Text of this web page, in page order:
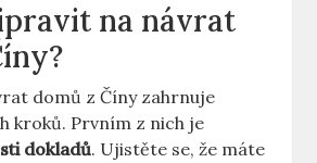
na návrat
domů z Číny zahrnuje
kroků. Prvním z nich je
dokladů. Ujistěte se, že máte